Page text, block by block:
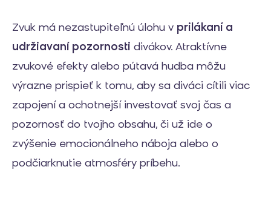
Zvuk má nezastupiteľnú úlohu v prilákaní a
udržiavaní pozornosti divákov. Atraktívne
zvukové efekty alebo pútavá hudba môžu
výrazne prispieť k tomu, aby sa diváci cítili viac
zapojení a ochotnejší investovať svoj čas a
pozornosť do tvojho obsahu, či už ide o
zvýšenie emocionálneho náboja alebo o
podčiarknutie atmosféry príbehu.